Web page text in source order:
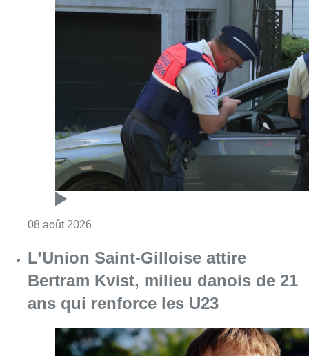
08 août 2026
L’Union Saint-Gilloise attire
Bertram Kvist, milieu danois de 21
ans qui renforce les U23